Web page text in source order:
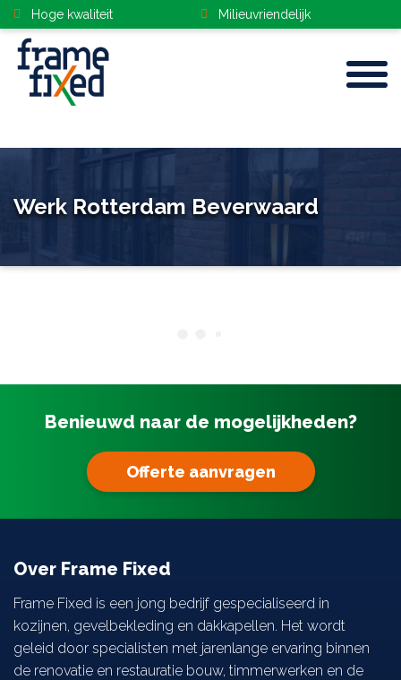
Dakramen
Zonwering
Projecten
Contact
Hoge kwaliteit Milieuvriendelijk
Werk Rotterdam Beverwaard
Benieuwd naar de mogelijkheden?
Offerte aanvragen
Over Frame Fixed
Frame Fixed is een jong bedrijf gespecialiseerd in
kozijnen, gevelbekleding en dakkapellen. Het wordt
geleid door specialisten met jarenlange ervaring binnen
de renovatie en restauratie bouw, timmerwerken en de